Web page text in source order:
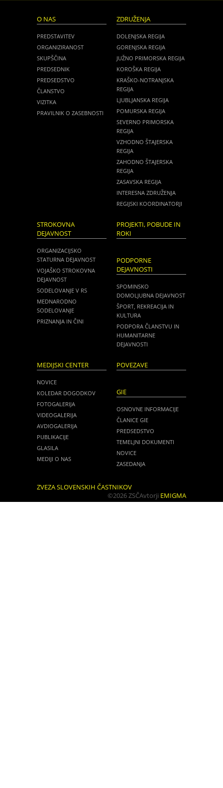
O NAS
PREDSTAVITEV
ORGANIZIRANOST
SKUPŠČINA
PREDSEDNIK
PREDSEDSTVO
ČLANSTVO
VIZITKA
PRAVILNIK O ZASEBNOSTI
ZDRUŽENJA
DOLENJSKA REGIJA
GORENJSKA REGIJA
JUŽNO PRIMORSKA REGIJA
KOROŠKA REGIJA
KRAŠKO-NOTRANJSKA
REGIJA
LJUBLJANSKA REGIJA
POMURSKA REGIJA
SEVERNO PRIMORSKA
REGIJA
VZHODNO ŠTAJERSKA
REGIJA
ZAHODNO ŠTAJERSKA
REGIJA
ZASAVSKA REGIJA
INTERESNA ZDRUŽENJA
REGIJSKI KOORDINATORJI
STROKOVNA
DEJAVNOST
ORGANIZACIJSKO
STATURNA DEJAVNOST
VOJAŠKO STROKOVNA
DEJAVNOST
SODELOVANJE V RS
MEDNARODNO
SODELOVANJE
PRIZNANJA IN ČINI
PROJEKTI, POBUDE IN
ROKI
PODPORNE
DEJAVNOSTI
SPOMINSKO
DOMOLJUBNA DEJAVNOST
ŠPORT, REKREACIJA IN
KULTURA
PODPORA ČLANSTVU IN
HUMANITARNE
DEJAVNOSTI
MEDIJSKI CENTER
NOVICE
KOLEDAR DOGODKOV
FOTOGALERIJA
VIDEOGALERIJA
AVDIOGALERIJA
PUBLIKACIJE
GLASILA
MEDIJI O NAS
POVEZAVE
GIE
OSNOVNE INFORMACIJE
ČLANICE GIE
PREDSEDSTVO
TEMELJNI DOKUMENTI
NOVICE
ZASEDANJA
ZVEZA SLOVENSKIH ČASTNIKOV
©2026 ZSČAvtorji EMIGMA